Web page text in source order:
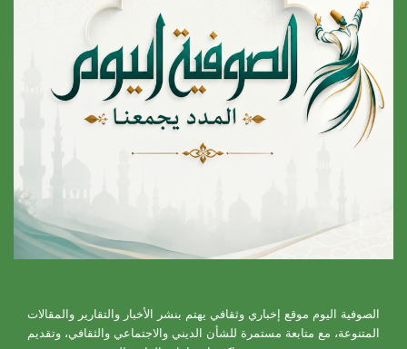
الصوفية اليوم موقع إخباري وثقافي يهتم بنشر الأخبار والتقارير والمقالات
المتنوعة، مع متابعة مستمرة للشأن الديني والاجتماعي والثقافي، وتقديم